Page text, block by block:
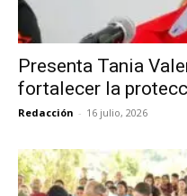
Presenta Tania
fortalecer la
Redacción - 16 julio, 2026